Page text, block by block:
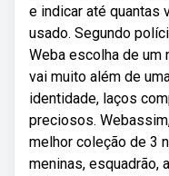
e indicar até quantas
usado. Segundo
Weba escolha de um
vai muito além de
identidade, laços
preciosos.
melhor coleção de 3
meninas, esquadrão,